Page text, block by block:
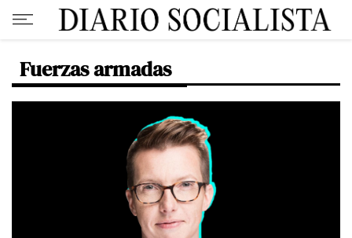
Fuerzas armadas